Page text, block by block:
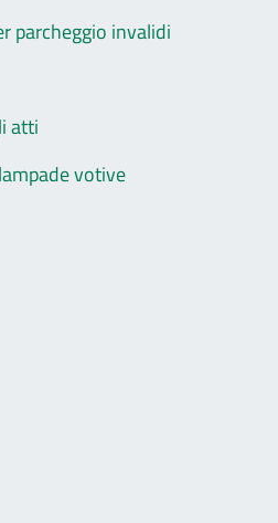
parcheggio invalidi
atti
votive